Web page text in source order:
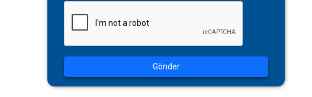
Gönder